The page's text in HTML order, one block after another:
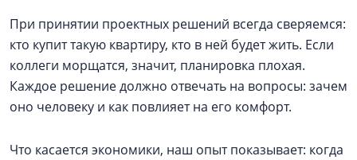
При принятии проектных решений всегда сверяемся:
кто купит такую квартиру, кто в ней будет жить. Если
коллеги морщатся, значит, планировка плохая.
Каждое решение должно отвечать на вопросы: зачем
оно человеку и как повлияет на его комфорт.
Что касается экономики, наш опыт показывает: когда